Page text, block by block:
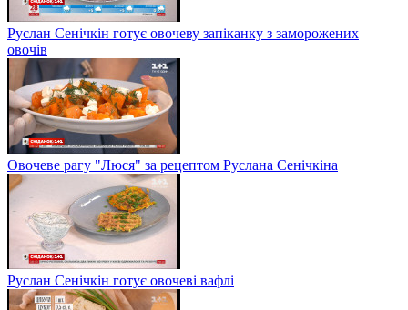
Руслан Сенічкін готує овочеву запіканку з заморожених
овочів
Овочеве рагу "Люся" за рецептом Руслана Сенічкіна
Руслан Сенічкін готує овочеві вафлі